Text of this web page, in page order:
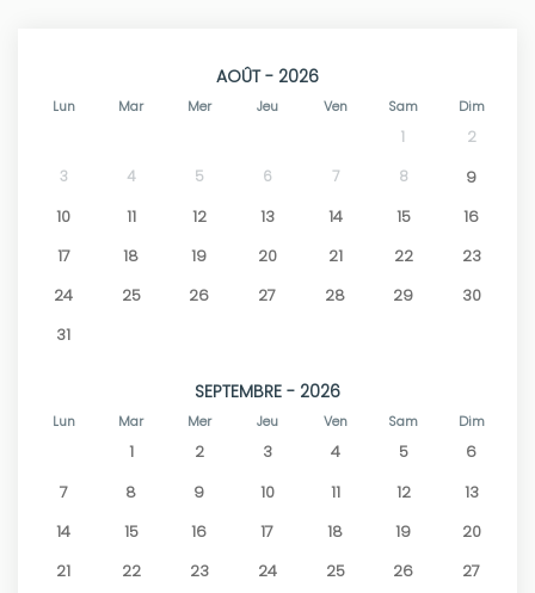
AOÛT - 2026
Lun Mar Mer Jeu Ven Sam Dim
1
2
3
4 5 6 7 8
9
10
11 12 13 14 15
16
17
18 19 20 21 22
23
24
25 26 27 28 29
30
31
SEPTEMBRE - 2026
Lun Mar Mer Jeu Ven Sam Dim
1 2 3 4 5
6
7
8 9 10 11 12
13
14
15 16 17 18 19
20
21
22 23 24 25 26
27